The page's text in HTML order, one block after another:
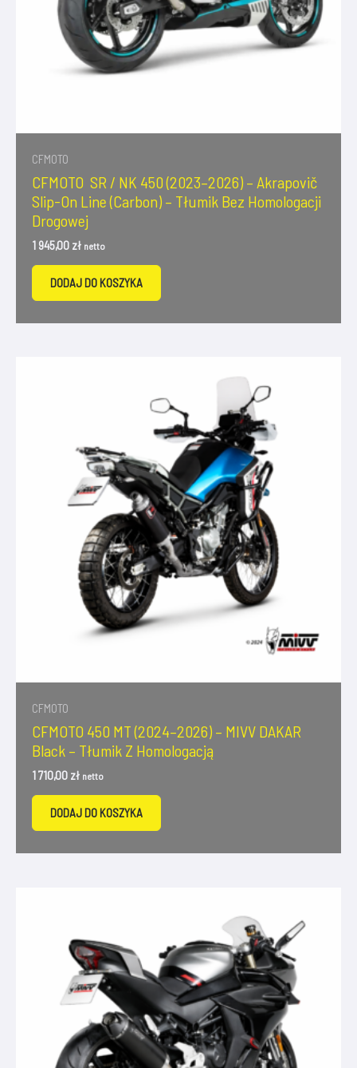
CFMOTO
CFMOTO SR / NK 450 (2023–2026) – Akrapovič
Slip-On Line (Carbon) – Tłumik Bez Homologacji
Drogowej
1 945,00 zł netto
DODAJ DO KOSZYKA
CFMOTO
CFMOTO 450 MT (2024–2026) – MIVV DAKAR
Black – Tłumik Z Homologacją
1 710,00 zł netto
DODAJ DO KOSZYKA